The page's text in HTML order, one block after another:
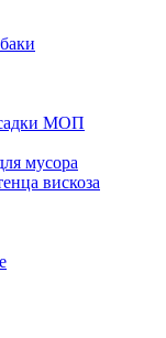
МОП
мусора
вискоза